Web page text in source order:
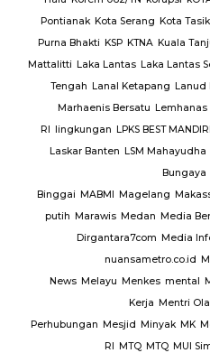
Pontianak Kota Serang Kota
Purna Bhakti KSP KTNA Kuala
Mattalitti Laka Lantas Laka Lantas
Tengah Lanal Ketapang Lanud
Marhaenis Bersatu Lemhanas
RI lingkungan LPKS BEST
Laskar Banten LSM Mahayudha
Bungaya
Binggai MABMI Magelang
putih Marawis Medan Media
Dirgantara7com Media
nuansametro.co.id
News Melayu Menkes mental
Kerja Mentri
Perhubungan Mesjid Minyak MK
RI MTQ MTQ MUI